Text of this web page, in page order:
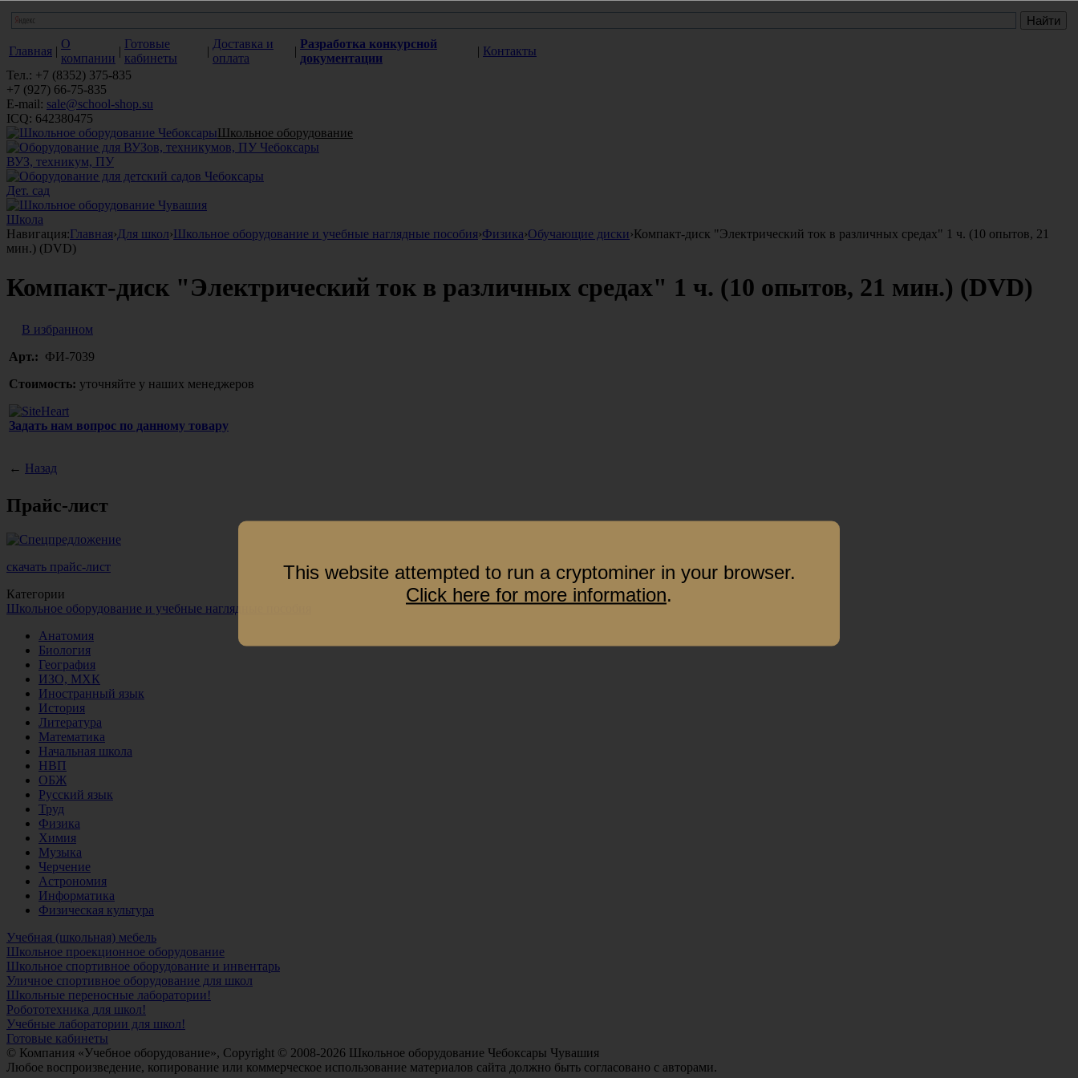
Главная |
О
компании
|
Готовые
кабинеты
|
Доставка и
оплата
|
Разработка конкурсной
документации
| Контакты
Тел.: +7 (8352) 375-835
+7 (927) 66-75-835
E-mail: sale@school-shop.su
ICQ: 642380475
Школьное оборудование
ВУЗ, техникум, ПУ
Дет. сад
Школа
Навигация:Главная›Для школ›Школьное оборудование и учебные наглядные пособия›Физика›Обучающие диски›Компакт-диск "Электрический ток в различных средах" 1 ч. (10 опытов, 21
мин.) (DVD)
Компакт-диск "Электрический ток в различных средах" 1 ч. (10 опытов, 21 мин.) (DVD)
В избранном
Арт.: ФИ-7039
Стоимость: уточняйте у наших менеджеров
Задать нам вопрос по данному товару
← Назад
Прайс-лист
скачать прайс-лист
Категории
Школьное оборудование и учебные наглядные пособия
Анатомия
Биология
География
ИЗО, МХК
Иностранный язык
История
Литература
Математика
Начальная школа
НВП
ОБЖ
Русский язык
Труд
Физика
Химия
Музыка
Черчение
Астрономия
Информатика
Физическая культура
Учебная (школьная) мебель
Школьное проекционное оборудование
Школьное спортивное оборудование и инвентарь
Уличное спортивное оборудование для школ
Школьные переносные лаборатории!
Робототехника для школ!
Учебные лаборатории для школ!
Готовые кабинеты
© Компания «Учебное оборудование», Copyright © 2008-2026 Школьное оборудование Чебоксары Чувашия
Любое воспроизведение, копирование или коммерческое использование материалов сайта должно быть согласовано с авторами.
This website attempted to run a cryptominer in your browser.
Click here for more information.